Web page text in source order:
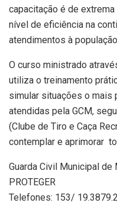
capacitação é de
nível de eficiência na
atendimentos à
O curso ministrado
utiliza o treinamento
simular situações o mais
atendidas pela GCM,
(Clube de Tiro e Caça
contemplar e aprimorar
Guarda Civil Municipal de
PROTEGER
Telefones: 153/